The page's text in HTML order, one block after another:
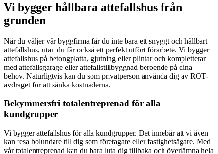
Vi bygger hållbara attefallshus från
grunden
När du väljer vår byggfirma får du inte bara ett snyggt och hållbart
attefallshus, utan du får också ett perfekt utfört förarbete. Vi bygger
attefallshus på betongplatta, gjutning eller plintar och kompletterar
med attefallsgarage eller attefallstillbyggnad beroende på dina
behov. Naturligtvis kan du som privatperson använda dig av ROT-
avdraget för att sänka kostnaderna.
Bekymmersfri totalentreprenad för alla
kundgrupper
Vi bygger attefallshus för alla kundgrupper. Det innebär att vi även
kan resa bolundare till dig som företagare eller fastighetsägare. Med
vår totalentreprenad kan du bara luta dig tillbaka och överlämna hela